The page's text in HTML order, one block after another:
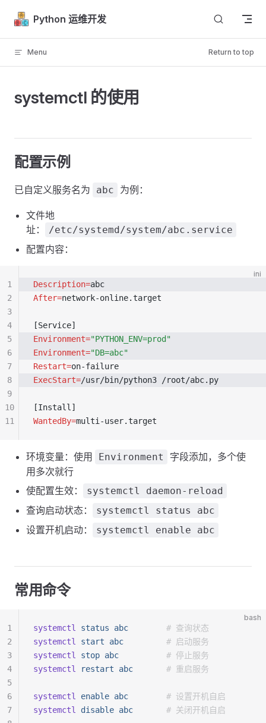
Skip to content
Python 运维开发
Menu Return to top
systemctl 的使用
配置示例
已自定义服务名为 abc 为例：
文件地
址：
/etc/systemd/system/abc.service
配置内容：
ini
Description=abc
After=network-online.target
[Service]
Environment="PYTHON_ENV=prod"
Environment="DB=abc"
Restart=on-failure
ExecStart=/usr/bin/python3 /root/abc.py
[Install]
WantedBy=multi-user.target
1
2
3
4
5
6
7
8
9
10
11
环境变量：使用 Environment
字段添加，多个使
用多次就行
使配置生效：
systemctl daemon-reload
查询启动状态： systemctl status abc
设置开机启动： systemctl enable abc
常用命令
bash
systemctl status abc
        # 查询状态
systemctl
start abc
         # 启动服务
systemctl
stop abc
          # 停止服务
systemctl
restart abc
       # 重启服务
systemctl enable abc
        # 设置开机自启
systemctl
disable abc
       # 关闭开机自启
1
2
3
4
5
6
7